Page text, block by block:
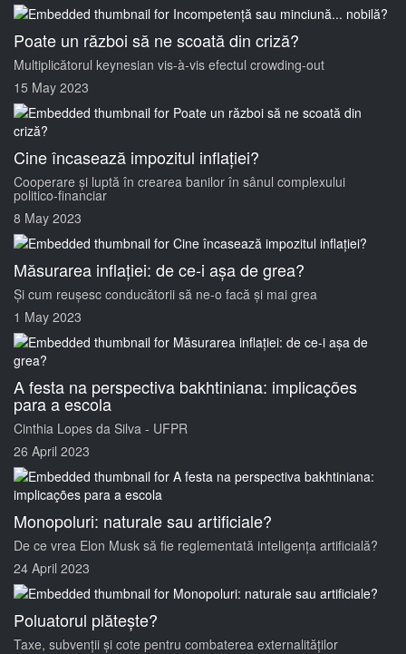
Poate un război să ne scoată din criză?
Multiplicătorul keynesian vis-à-vis efectul crowding-out
15 May 2023
Cine încasează impozitul inflației?
Cooperare și luptă în crearea banilor în sânul complexului
politico-financiar
8 May 2023
Măsurarea inflației: de ce-i așa de grea?
Și cum reușesc conducătorii să ne-o facă și mai grea
1 May 2023
A festa na perspectiva bakhtiniana: implicações
para a escola
Cinthia Lopes da Silva - UFPR
26 April 2023
Monopoluri: naturale sau artificiale?
De ce vrea Elon Musk să fie reglementată inteligența artificială?
24 April 2023
Poluatorul plătește?
Taxe, subvenții și cote pentru combaterea externalităților